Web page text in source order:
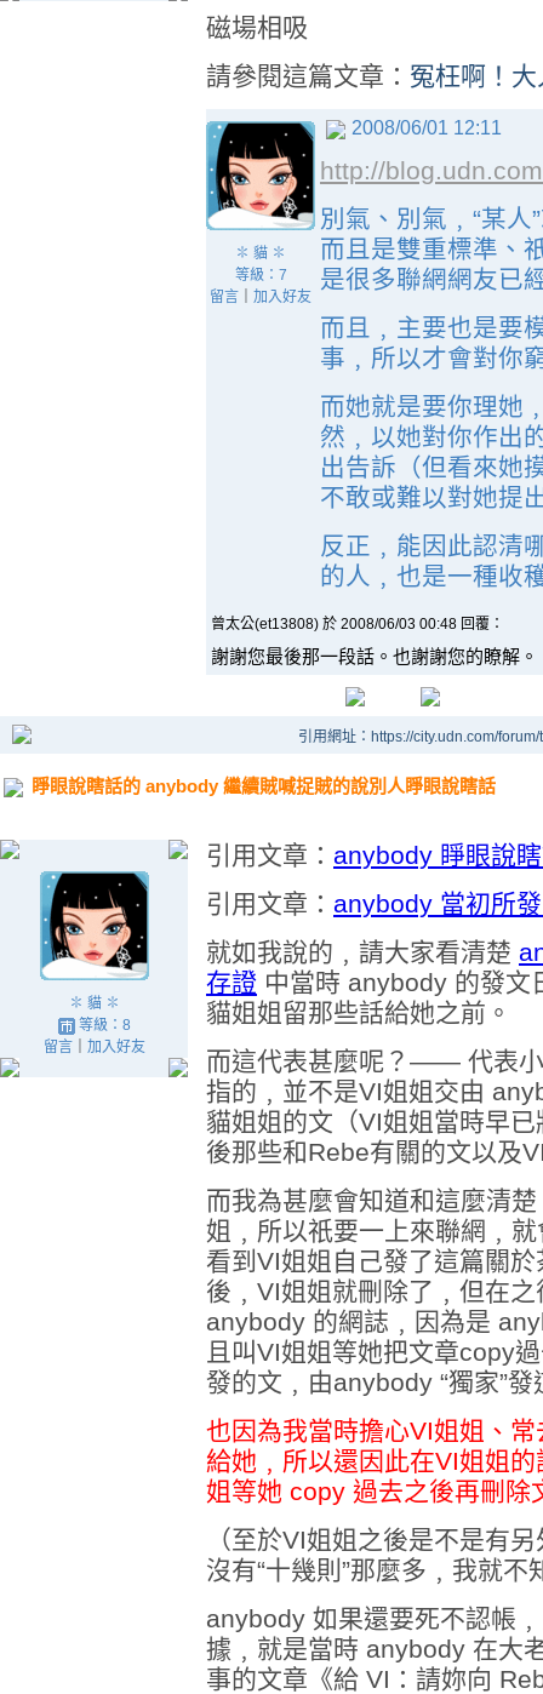
磁場相吸
請參閱這篇文章： 冤枉啊！大
✽ 貓 ✽
等級：7
留言
加入好友
2008/06/01 12:11
http://
別氣、別氣﹐“某
而且是雙重標準、
是很多聯網網友已
而且﹐主要也是要
事﹐所以才會對你
而她就是要你理她
然﹐以她對你作出
出告訴（但看來她
不敢或難以對她提
反正﹐能因此認清
的人﹐也是一種收
曾太公(et13808) 於 2008/06/03 00:48 回覆：
謝謝您最後那一段話。也謝謝您的瞭解。
引用網址：https://city.udn.com/
睜眼說瞎話的 anybody 繼續賊喊捉賊的說別人睜眼說瞎話
✽ 貓 ✽
等級：8
留言｜ 加入好友
引用文章： anybody 睜眼說
引用文章： anybody 當初所
就如我說的﹐請大家看清楚
存證 中當時 anybody 的發
貓姐姐留那些話給她之前。
而這代表甚麼呢？—— 代表
指的﹐並不是VI姐姐交由
貓姐姐的文（VI姐姐當時早
後那些和Rebe有關的文以及
而我為甚麼會知道和這麼清
姐﹐所以祇要一上來聯網﹐
看到VI姐姐自己發了這篇關
後﹐VI姐姐就刪除了﹐但在
anybody 的網誌﹐因為是
且叫VI姐姐等她把文章copy
發的文﹐由anybody “獨家”
也因為我當時擔心VI姐姐、
給她﹐所以還因此在VI姐姐
姐等她 copy 過去之後再刪除
（至於VI姐姐之後是不是有
沒有“十幾則”那麼多﹐我就不
anybody 如果還要死不認帳
據﹐就是當時 anybody 在大
事的文章《給 VI：請妳向